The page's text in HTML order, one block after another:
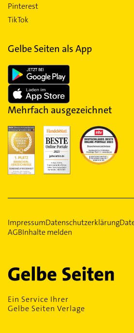
Pinterest
TikTok
Gelbe Seiten als App
Mehrfach ausgezeichnet
ImpressumDatenschutzerklärung
AGBInhalte melden
Ein Service Ihrer
Gelbe Seiten Verlage